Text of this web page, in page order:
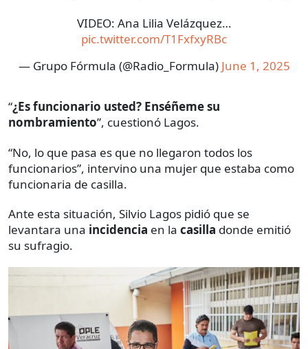
VIDEO: Ana Lilia Velázquez…
pic.twitter.com/T1FxfxyRBc
— Grupo Fórmula (@Radio_Formula) June 1, 2025
“¿Es funcionario usted? Enséñeme su
nombramiento”, cuestionó Lagos.
“No, lo que pasa es que no llegaron todos los
funcionarios”, intervino una mujer que estaba como
funcionaria de casilla.
Ante esta situación, Silvio Lagos pidió que se
levantara una incidencia en la casilla donde emitió
su sufragio.